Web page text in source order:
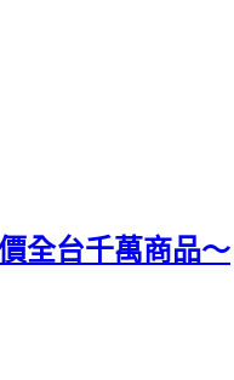
全台千萬商品～